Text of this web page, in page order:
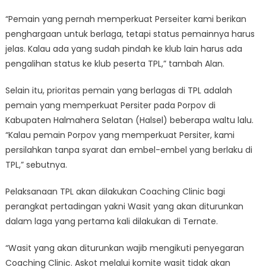
“Pemain yang pernah memperkuat Perseiter kami berikan
penghargaan untuk berlaga, tetapi status pemainnya harus
jelas. Kalau ada yang sudah pindah ke klub lain harus ada
pengalihan status ke klub peserta TPL,” tambah Alan.
Selain itu, prioritas pemain yang berlagas di TPL adalah
pemain yang memperkuat Persiter pada Porpov di
Kabupaten Halmahera Selatan (Halsel) beberapa waltu lalu.
“Kalau pemain Porpov yang memperkuat Persiter, kami
persilahkan tanpa syarat dan embel-embel yang berlaku di
TPL,” sebutnya.
Pelaksanaan TPL akan dilakukan Coaching Clinic bagi
perangkat pertadingan yakni Wasit yang akan diturunkan
dalam laga yang pertama kali dilakukan di Ternate.
“Wasit yang akan diturunkan wajib mengikuti penyegaran
Coaching Clinic. Askot melalui komite wasit tidak akan